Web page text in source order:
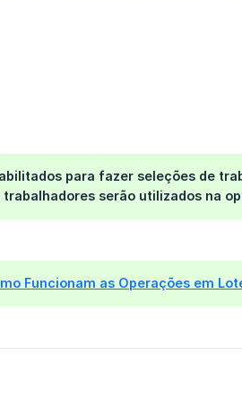
para fazer seleções de
trabalhadores serão utilizados na
Funcionam as Operações em